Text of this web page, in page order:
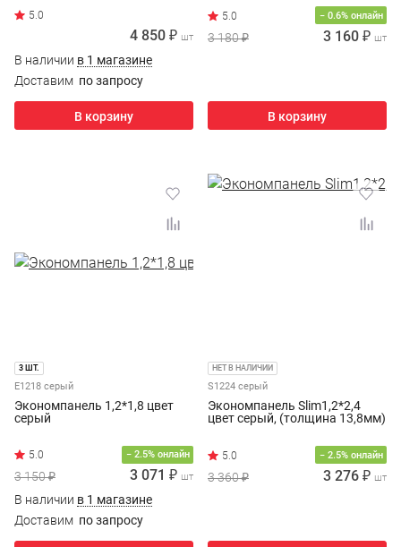
4 850 ₽ шт
В наличии в 1 магазине
Доставим по запросу
В корзину
− 0.6% онлайн
3 180 ₽ 3 160 ₽ шт
В корзину
3 ШТ.
E1218 серый
Экономпанель 1,2*1,8 цвет
серый
− 2.5% онлайн
3 150 ₽ 3 071 ₽ шт
В наличии в 1 магазине
Доставим по запросу
НЕТ В НАЛИЧИИ
S1224 серый
Экономпанель Slim1,2*2,4
цвет серый, (толщина 13,8мм)
− 2.5% онлайн
3 360 ₽ 3 276 ₽ шт